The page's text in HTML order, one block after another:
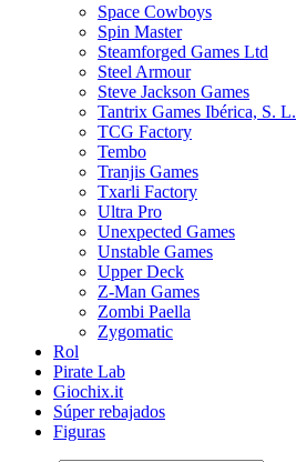
Space Cowboys
Spin Master
Steamforged Games Ltd
Steel Armour
Steve Jackson Games
Tantrix Games Ibérica, S. L.
TCG Factory
Tembo
Tranjis Games
Txarli Factory
Ultra Pro
Unexpected Games
Unstable Games
Upper Deck
Z-Man Games
Zombi Paella
Zygomatic
Rol
Pirate Lab
Giochix.it
Súper rebajados
Figuras